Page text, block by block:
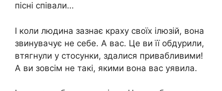
пісні співали…
І коли людина зазнає краху своїх ілюзій, вона
звинувачує не себе. А вас. Це ви її обдурили,
втягнули у стосунки, здалися привабливими!
А ви зовсім не такі, якими вона вас уявила.